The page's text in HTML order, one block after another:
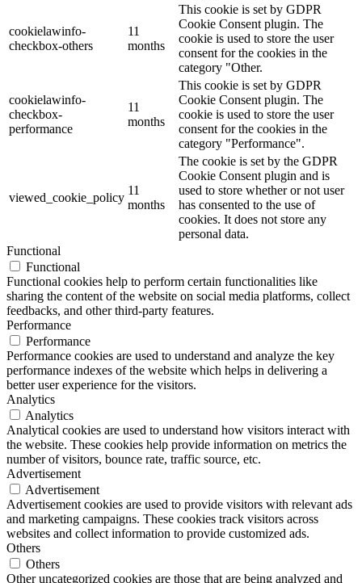
cookielawinfo-
checkbox-others
11
months
This cookie is set by GDPR
Cookie Consent plugin. The
cookie is used to store the user
consent for the cookies in the
category "Other.
cookielawinfo-
checkbox-
performance
11
months
This cookie is set by GDPR
Cookie Consent plugin. The
cookie is used to store the user
consent for the cookies in the
category "Performance".
viewed_cookie_policy
11
months
The cookie is set by the GDPR
Cookie Consent plugin and is
used to store whether or not user
has consented to the use of
cookies. It does not store any
personal data.
Functional
Functional
Functional cookies help to perform certain functionalities like
sharing the content of the website on social media platforms, collect
feedbacks, and other third-party features.
Performance
Performance
Performance cookies are used to understand and analyze the key
performance indexes of the website which helps in delivering a
better user experience for the visitors.
Analytics
Analytics
Analytical cookies are used to understand how visitors interact with
the website. These cookies help provide information on metrics the
number of visitors, bounce rate, traffic source, etc.
Advertisement
Advertisement
Advertisement cookies are used to provide visitors with relevant ads
and marketing campaigns. These cookies track visitors across
websites and collect information to provide customized ads.
Others
Others
Other uncategorized cookies are those that are being analyzed and